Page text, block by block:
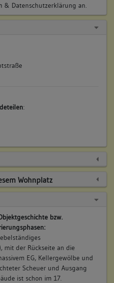
& Datenschutzerklärung an.
:
Wohnplatz
bzw.
mit der Rückseite an die
EG, Kellergewölbe und
Scheuer und Ausgang
ist schon im 17.